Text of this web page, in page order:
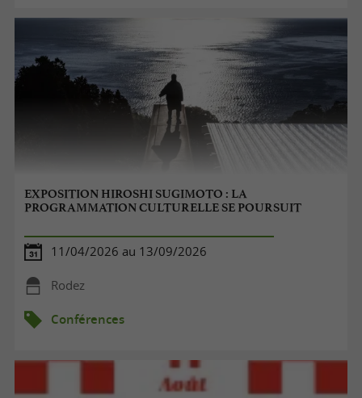
EXPOSITION HIROSHI SUGIMOTO : LA
PROGRAMMATION CULTURELLE SE POURSUIT
11/04/2026 au 13/09/2026
Rodez
Conférences